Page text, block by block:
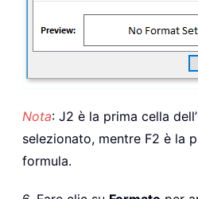
Nota: J2 è la prima cella
selezionato, mentre F2 è la
formula.